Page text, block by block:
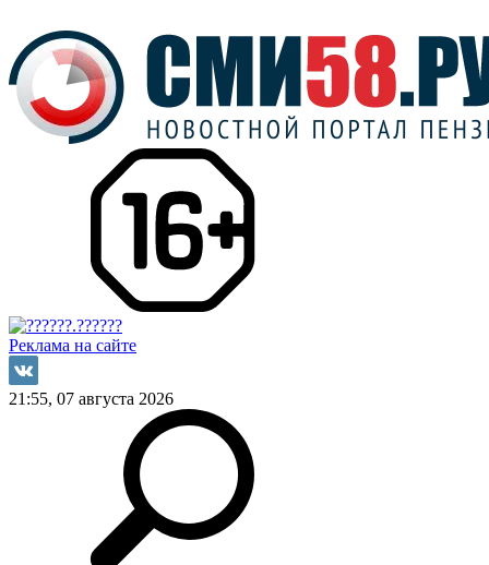
Реклама на сайте
21:55, 07 августа 2026